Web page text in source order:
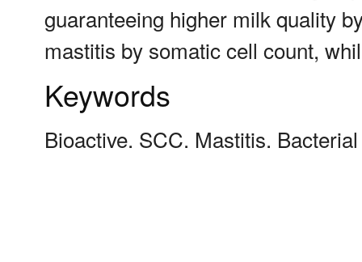
guaranteeing higher milk quality
mastitis by somatic cell count,
Keywords
Bioactive. SCC. Mastitis.